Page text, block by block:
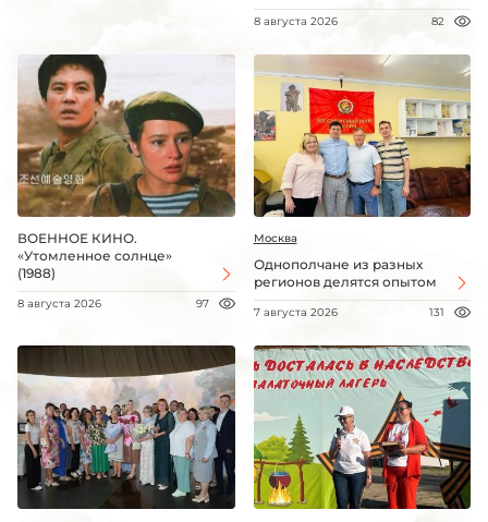
8 августа 2026 82
ВОЕННОЕ КИНО.
«Утомленное солнце»
(1988)
8 августа 2026 97
Москва
Однополчане из разных
регионов делятся опытом
7 августа 2026 131